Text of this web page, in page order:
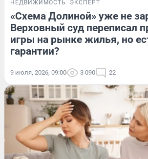
НЕДВИЖИМОСТЬ ЭКСПЕРТ
«Схема Долиной» уже не
Верховный суд переписал
игры на рынке жилья, но
гарантии?
9 июля, 2026, 09:00 3 090 22